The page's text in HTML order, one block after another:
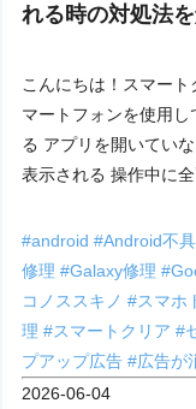
れる時の対処法を
こんにちは！スマー
マートフォンを使用
る アプリを開いてい
表示される 操作中に
#android#Android不
修理#Galaxy修理
コノススキノ#スマホ
理#スマートクリア#
プアップ広告#広告が
2026-06-04